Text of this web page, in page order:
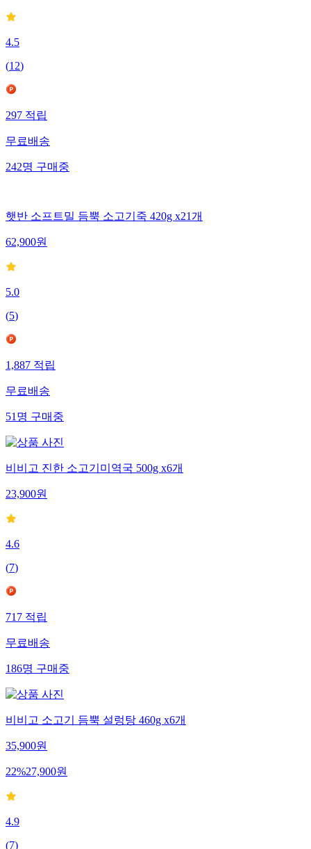
4.5
(12)
297적립
무료배송
242명구매중
햇반 소프트밀 듬뿍 소고기죽 420g x21개
62,900원
5.0
(5)
1,887적립
무료배송
51명구매중
비비고 진한 소고기미역국 500g x6개
23,900원
4.6
(7)
717적립
무료배송
186명구매중
비비고 소고기 듬뿍 설렁탕 460g x6개
35,900원
22%27,900원
4.9